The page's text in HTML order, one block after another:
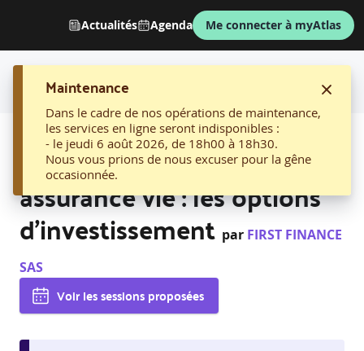
Actualités Agenda Me connecter à myAtlas
Maintenance
Dans le cadre de nos opérations de maintenance,
les services en ligne seront indisponibles :
- le jeudi 6 août 2026, de 18h00 à 18h30.
Nous vous prions de nous excuser pour la gêne
occasionnée.
AFFICHER LE FIL D'ARIANE
03. Devenir expert en
assurance vie : les options
d’investissement par FIRST FINANCE
SAS
Voir les sessions proposées